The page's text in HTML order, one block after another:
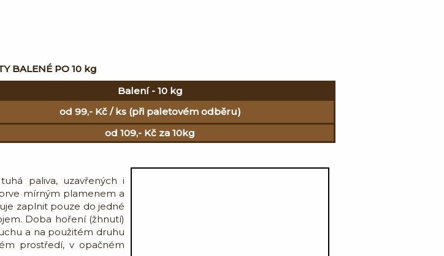
BALENÉ PO 10 kg
Balení - 10 kg
od 99,- Kč / ks (při paletovém odběru)
od 109,- Kč za 10kg
paliva, uzavřených i
mírným plamenem a
zaplnit pouze do jedné
Doba hoření (žhnutí)
a na použitém druhu
prostředí, v opačném